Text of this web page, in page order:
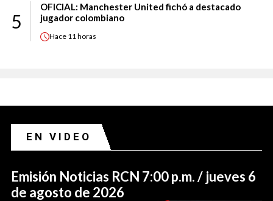
5
OFICIAL: Manchester United fichó a destacado
jugador colombiano
Hace 11 horas
EN VIDEO
Emisión Noticias RCN 7:00 p.m. / jueves 6
de agosto de 2026